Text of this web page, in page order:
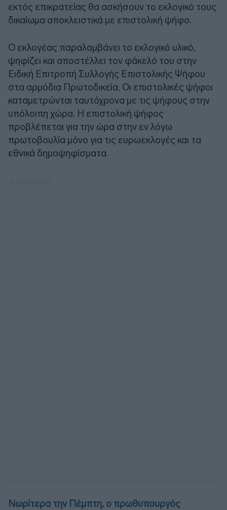
εκτός επικρατείας θα ασκήσουν το εκλογικό τους
δικαίωμα αποκλειστικά με επιστολική ψήφο.
Ο εκλογέας παραλαμβάνει το εκλογικό υλικό,
ψηφίζει και αποστέλλει τον φάκελό του στην
Ειδική Επιτροπή Συλλογής Επιστολικής Ψήφου
στα αρμόδια Πρωτοδικεία. Οι επιστολικές ψήφοι
καταμετρώνται ταυτόχρονα με τις ψήφους στην
υπόλοιπη χώρα. Η επιστολική ψήφος
προβλέπεται για την ώρα στην εν λόγω
πρωτοβουλία μόνο για τις ευρωεκλογές και τα
εθνικά δημοψηφίσματα.
Νωρίτερα την Πέμπτη, ο πρωθυπουργός